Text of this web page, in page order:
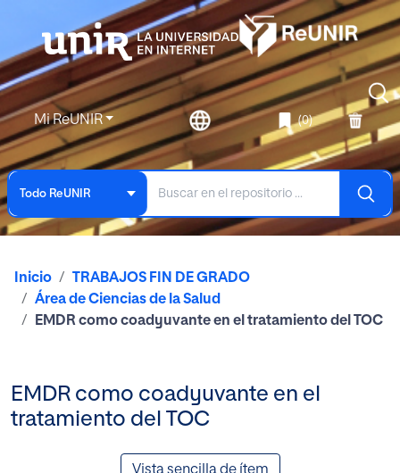
Mi ReUNIR (0)
Todo ReUNIR
Inicio
TRABAJOS FIN DE GRADO
Área de Ciencias de la Salud
EMDR como coadyuvante en el tratamiento del TOC
EMDR como coadyuvante en el
tratamiento del TOC